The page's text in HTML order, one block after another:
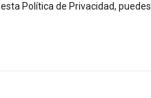
esta Política de Privacidad, puedes